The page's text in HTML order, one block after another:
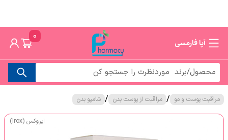
آپا فارمسی
0
مراقبت پوست و مو / مراقبت از پوست بدن / شامپو بدن
ایروکس (Irox)